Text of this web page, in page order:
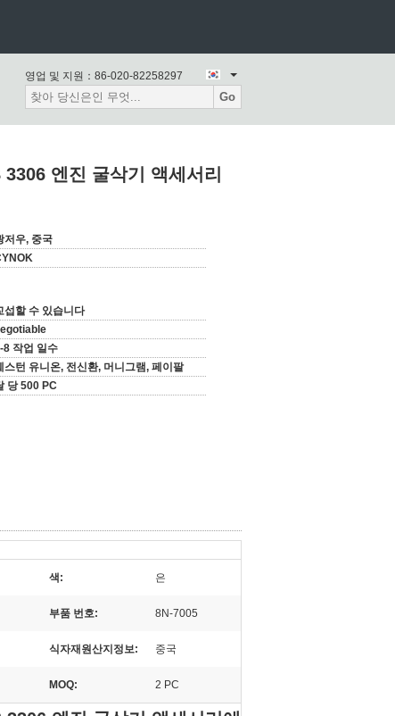
영업 및 지원： 86-020-82258297
Go
엔진 굴삭기 액세서리
저우, 중국
섭할 수 있습니다
8 작업 일수
스턴 유니온, 전신환, 머니그램, 페이팔
당 500 PC
색: 은
부품 번호: 8N-7005
식자재원산지정보: 중국
MOQ: 2 PC